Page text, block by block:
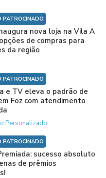
PATROCINADO
nova loja na Vila A
de compras para
da região
PATROCINADO
e TV eleva o padrão de
Foz com atendimento
Personalizado
PATROCINADO
sucesso absoluto
de prêmios